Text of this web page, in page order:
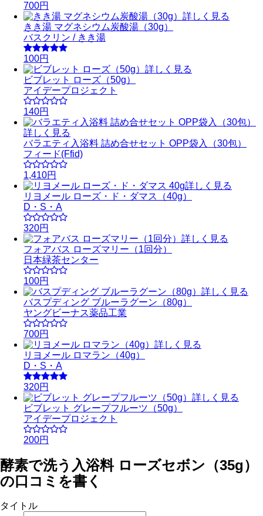
700円
詳しく見る
きき湯 マグネシウム炭酸湯（30g）
バスクリン / きき湯
100円
詳しく見る
ビブレット ローズ（50g）
アイデープロジェクト
140円
詳しく見る
バラエティ入浴料 詰め合せセット OPP袋入（30包）
フィード(Ffid)
1,410円
詳しく見る
リヨメール ローズ・ド・ダマス（40g）
D・S・A
320円
詳しく見る
フォアバス ローズマリー（1回分）
日本緑茶センター
100円
詳しく見る
バスプディング ブルーラグーン（80g）
ヤングビーナス薬品工業
700円
詳しく見る
リヨメール ロマラン（40g）
D・S・A
320円
詳しく見る
ビブレット グレープフルーツ（50g）
アイデープロジェクト
200円
酵素で洗う入浴料 ローズセボン（35g）
の口コミを書く
タイトル